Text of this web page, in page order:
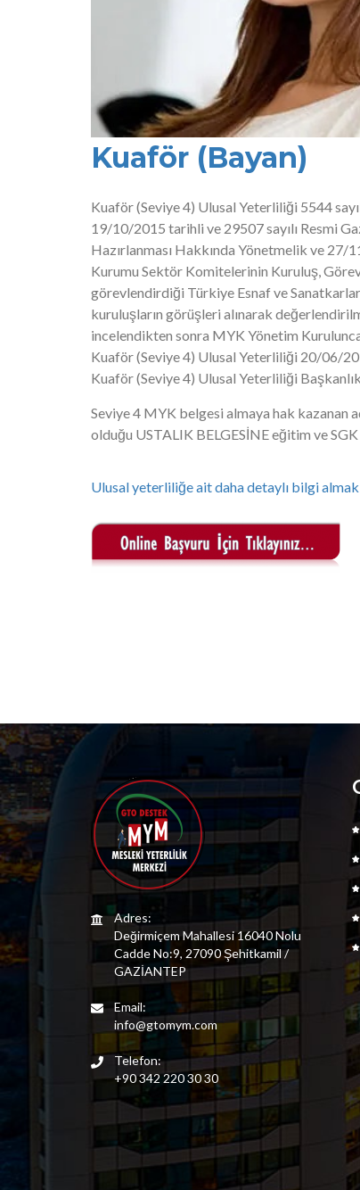
Kuaför (Bayan)
Kuaför (Seviye 4) Ulusal Yeterliliği 5544
19/10/2015 tarihli ve 29507 sayılı Resmi
Hazırlanması Hakkında Yönetmelik ve 27/
Kurumu Sektör Komitelerinin Kuruluş,
görevlendirdiği Türkiye Esnaf ve
kuruluşların görüşleri alınarak
incelendikten sonra MYK Yönetim
Kuaför (Seviye 4) Ulusal Yeterliliği 20/06/
Kuaför (Seviye 4) Ulusal Yeterliliği
Seviye 4 MYK belgesi almaya hak kazanan
olduğu USTALIK BELGESİNE eğitim ve
Ulusal yeterliliğe ait daha detaylı bilgi almak
Adres:
Değirmiçem Mahallesi 16040 Nolu
Cadde No:9, 27090 Şehitkamil /
GAZİANTEP
Email:
info@gtomym.com
Telefon:
+90 342 220 30 30